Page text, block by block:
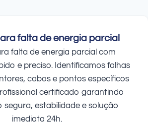
falta de energia parcial
falta de energia parcial com
e preciso. Identificamos falhas
cabos e pontos específicos
certificado garantindo
segura, estabilidade e solução
imediata 24h.